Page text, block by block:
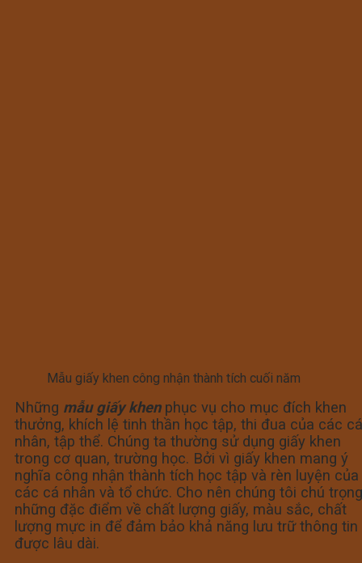
Mẫu giấy khen công nhận thành tích cuối năm
Những mẫu giấy khen phục vụ cho mục đích khen
thưởng, khích lệ tinh thần học tập, thi đua của các cá
nhân, tập thể. Chúng ta thường sử dụng giấy khen
trong cơ quan, trường học. Bởi vì giấy khen mang ý
nghĩa công nhận thành tích học tập và rèn luyện của
các cá nhân và tổ chức. Cho nên chúng tôi chú trọng
những đặc điểm về chất lượng giấy, màu sắc, chất
lượng mực in để đảm bảo khả năng lưu trữ thông tin
được lâu dài.